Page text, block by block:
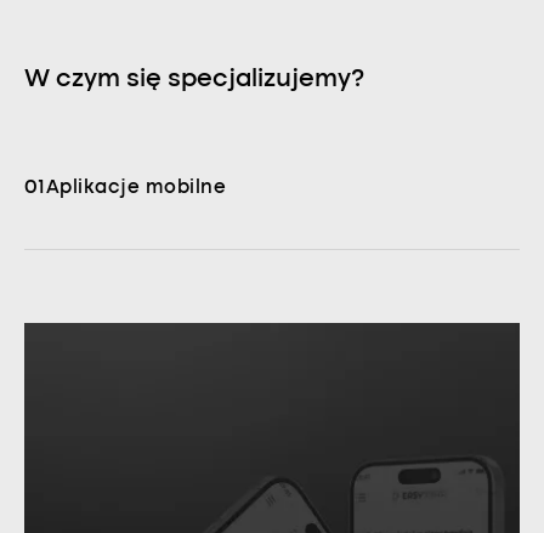
W czym się specjalizujemy?
01 Aplikacje mobilne